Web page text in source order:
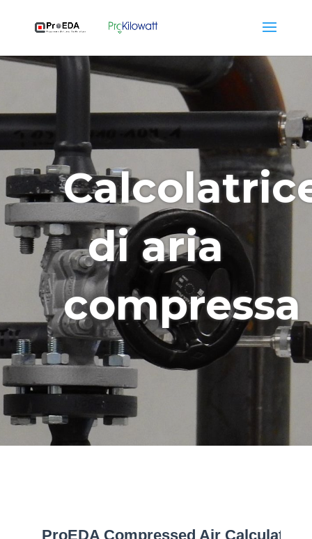
di aria
compressa